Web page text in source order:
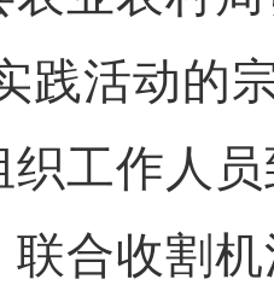
践活动的
织工作人
联合收割